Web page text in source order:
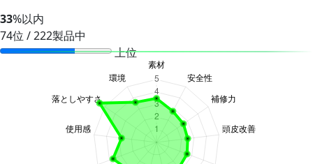
33%以内
74位 / 222製品中
上位